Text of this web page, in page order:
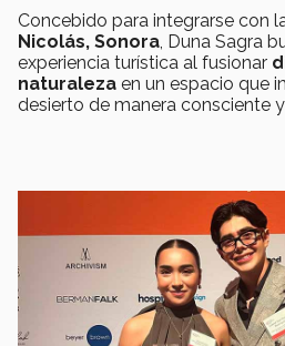
Concebido para integrarse con
Nicolás, Sonora , Duna Sagra
experiencia turística al fusionar
naturaleza en un espacio que
desierto de manera consciente